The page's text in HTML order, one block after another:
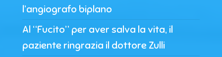
l’angiografo biplano
Al “Fucito” per aver salva la vita, il
paziente ringrazia il dottore Zulli